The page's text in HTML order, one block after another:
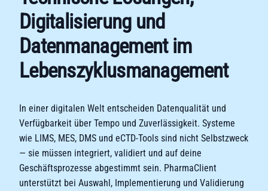
Digitalisierung und
Datenmanagement im
Lebenszyklusmanagement
In einer digitalen Welt entscheiden Datenqualität und
Verfügbarkeit über Tempo und Zuverlässigkeit. Systeme
wie LIMS, MES, DMS und eCTD-Tools sind nicht Selbstzweck
— sie müssen integriert, validiert und auf deine
Geschäftsprozesse abgestimmt sein. PharmaClient
unterstützt bei Auswahl, Implementierung und Validierung